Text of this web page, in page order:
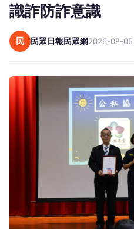
識詐防詐意識
民 民眾日報民眾網2026-08-